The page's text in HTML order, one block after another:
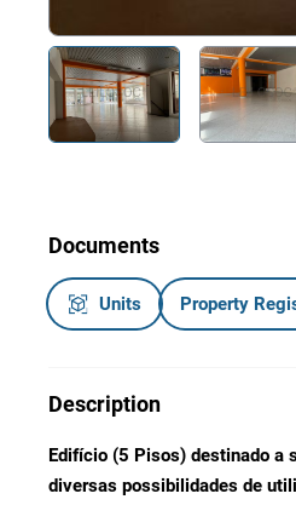
Documents
Units Property
Description
Edifício (5 Pisos) destinado a
diversas possibilidades de